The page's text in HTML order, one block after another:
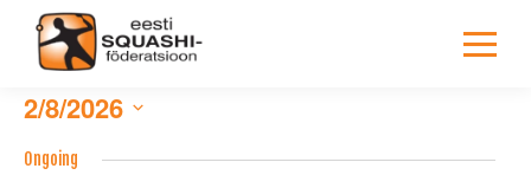
2/8/2026
date.
Ongoing